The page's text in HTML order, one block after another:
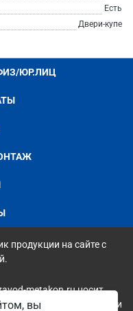
Есть
Двери-купе
ЮР.ЛИЦ
продукции на сайте с
metakon.ru носит
характер и ни
вы